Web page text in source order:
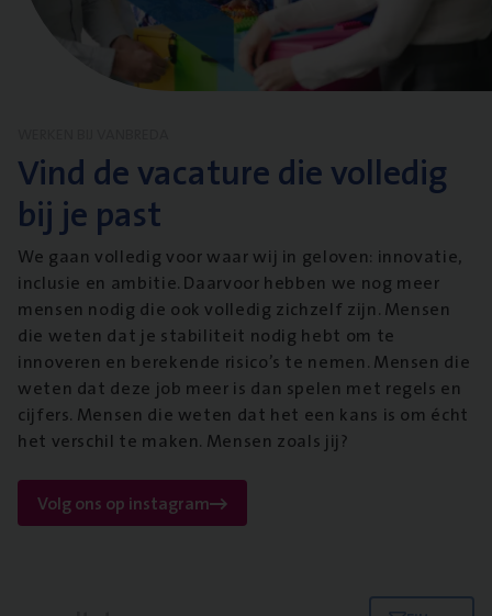
Vind de vacature die volledig
bij je past
We gaan volledig voor waar wij in geloven: innovatie,
inclusie en ambitie. Daarvoor hebben we nog meer
mensen nodig die ook volledig zichzelf zijn. Mensen
die weten dat je stabiliteit nodig hebt om te
innoveren en berekende risico’s te nemen. Mensen die
weten dat deze job meer is dan spelen met regels en
cijfers. Mensen die weten dat het een kans is om écht
het verschil te maken. Mensen zoals jij?
Volg ons op instagram